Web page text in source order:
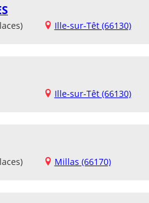
Ille-sur-Têt (66130)
Ille-sur-Têt (66130)
Millas (66170)